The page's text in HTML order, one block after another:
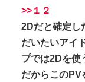
>>１２
2Dだと確定し
だいたいアイ
プでは2Dを使
だからこのPV